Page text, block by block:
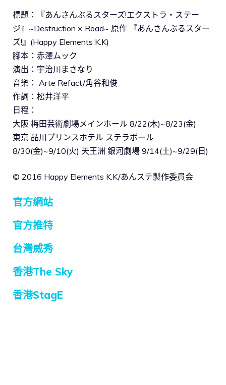
標題：『あんさんぶるスターズ!エクストラ・ステー
ジ』~Destruction × Road~ 原作 『あんさんぶるスター
ズ!』(Happy Elements K.K)
腳本：赤澤ムック
演出：宇治川まさなり
音樂： Arte Refact/角谷和俊
作詞：松井洋平
日程：
大阪 梅田芸術劇場メインホール 8/22(木)~8/23(金)
東京 品川プリンスホテル ステラボール
8/30(金)~9/10(火) 天王洲 銀河劇場 9/14(土)~9/29(日)
© 2016 Happy Elements K.K/あんステ製作委員会
官方網站
官方推特
台灣威秀
香港The Sky
香港StagE